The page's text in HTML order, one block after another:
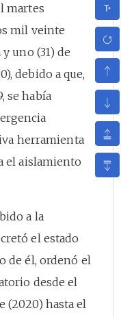
martes
mil veinte
uno (31) de
debido a que,
se había
herramienta
el aislamiento
a la
el estado
de él, ordenó el
desde el
(2020) hasta el